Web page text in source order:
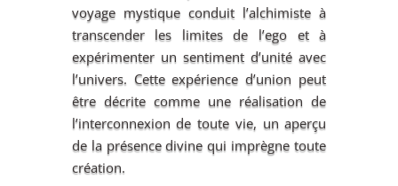
voyage mystique conduit l’alchimiste à
transcender les limites de l’ego et à
expérimenter un sentiment d’unité avec
l’univers. Cette expérience d’union peut
être décrite comme une réalisation de
l’interconnexion de toute vie, un aperçu
de la présence divine qui imprègne toute
création.